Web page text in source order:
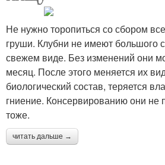
Не нужно торопиться со сбором
груши. Клубни не имеют большого
свежем виде. Без изменений они
месяц. После этого меняется их
биологический состав, теряется
гниение. Консервированию они не
тоже.
читать дальше →